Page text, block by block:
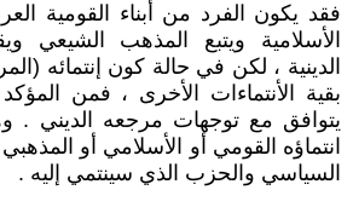
فقد يكون الفرد من أبناء القومية
الأسلامية ويتبع المذهب الشيعي
الدينية ، لكن في حالة كون إنتمائه
بقية الأنتماءات الأخرى ، فمن
يتوافق مع توجهات مرجعه الديني .
انتماؤه القومي أو الأسلامي أو
السياسي والحزب الذي سينتمي إليه .